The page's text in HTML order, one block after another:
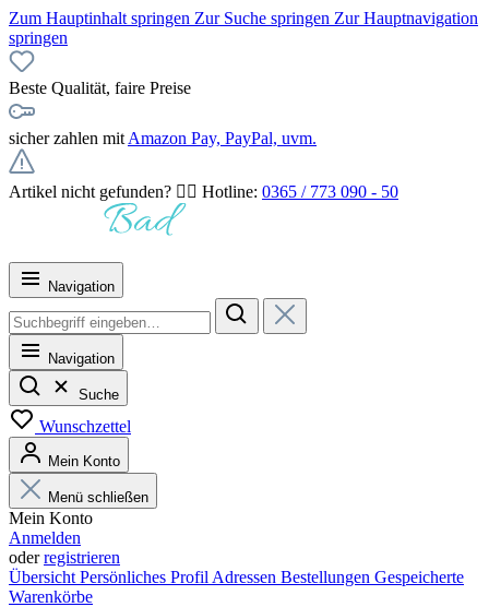
Zum Hauptinhalt springen Zur Suche springen Zur Hauptnavigation
springen
Beste Qualität, faire Preise
sicher zahlen mit Amazon Pay, PayPal, uvm.
Artikel nicht gefunden? 👉🏻 Hotline: 0365 / 773 090 - 50
Navigation
Navigation
Suche
Wunschzettel
Mein Konto
Menü schließen
Mein Konto
Anmelden
oderregistrieren
Übersicht Persönliches Profil Adressen Bestellungen Gespeicherte
Warenkörbe